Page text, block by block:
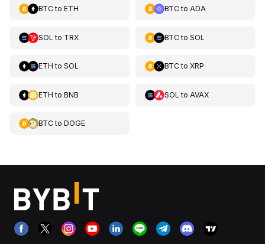
BTCto ETH BTCto ADA
SOL to TRX BTCto SOL
ETH to SOL BTCto XRP
ETH to BNB SOL to AVAX
BTCto DOGE